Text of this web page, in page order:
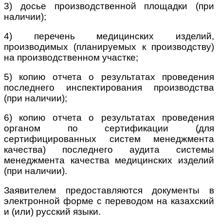
3) досье производственной площадки (при
наличии);
4) перечень медицинских изделий,
производимых (планируемых к производству)
на производственном участке;
5) копию отчета о результатах проведения
последнего инспектирования производства
(при наличии);
6) копию отчета о результатах проведения
органом по сертификации (для
сертифицированных систем менеджмента
качества) последнего аудита системы
менеджмента качества медицинских изделий
(при наличии).
Заявителем предоставляются документы в
электронной форме с переводом на казахский
и (или) русский языки.